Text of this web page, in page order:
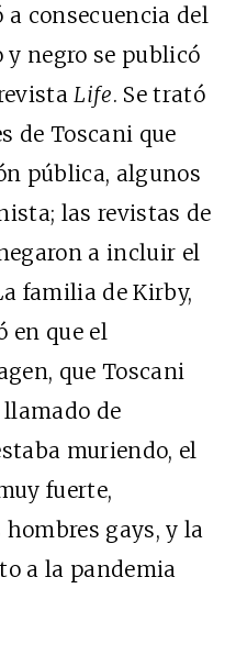
consecuencia del
y negro se publicó
Life. Se trató
de Toscani que
pública, algunos
las revistas de
a incluir el
familia de Kirby,
en que el
que Toscani
de
muriendo, el
fuerte,
gays, y la
a la pandemia